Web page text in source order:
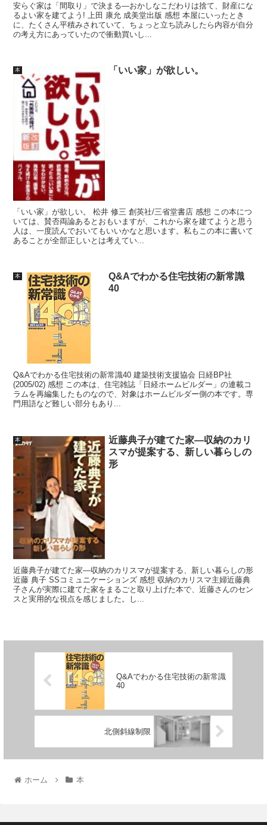
安らぐ家は「間取り」で決まる―おかしなこだわりは捨て、財産にな
るよい家を建てよう! 上田 康允 成美堂出版 感想 本屋にいったとき
に、たくさん平積みされていて、ちょっと立ち読みしたら内容が自分
の考え方にあっていたので衝動買いし...
本 「いい家」が欲しい。
「いい家」が欲しい。 松井 修三 創英社/三省堂書店 感想 この本につ
いては、賛否両論あるとおもいますが、これから家を建てようと思う
人は、一度読んでおいてもいいかなと思います。私もこの本に書いて
あることが全部正しいとは考えてい...
本
Q&Aでわかる住宅技術の新常識
40
Q&Aでわかる住宅技術の新常識40 建築技術支援協会 日経BP社
(2005/02) 感想 この本は、住宅雑誌「日経ホームビルダー」の連載コ
ラムを再編集したものなので、対象はホームビルダー側の本です。専
門用語など難しい部分もあり...
本
近藤典子が建てた家―収納のカリ
スマが提案する、新しい暮らしの
形
近藤典子が建てた家―収納のカリスマが提案する、新しい暮らしの形
近藤 典子 SSコミュニケーションズ 感想 収納のカリスマ主婦近藤典
子さんが実際に建てた家をまるごと取り上げた本で、近藤さんのセン
スと実用的な視点を感じました。し...
Q&Aでわかる住宅技術の新常識
40
北側斜線制限
ホーム 本